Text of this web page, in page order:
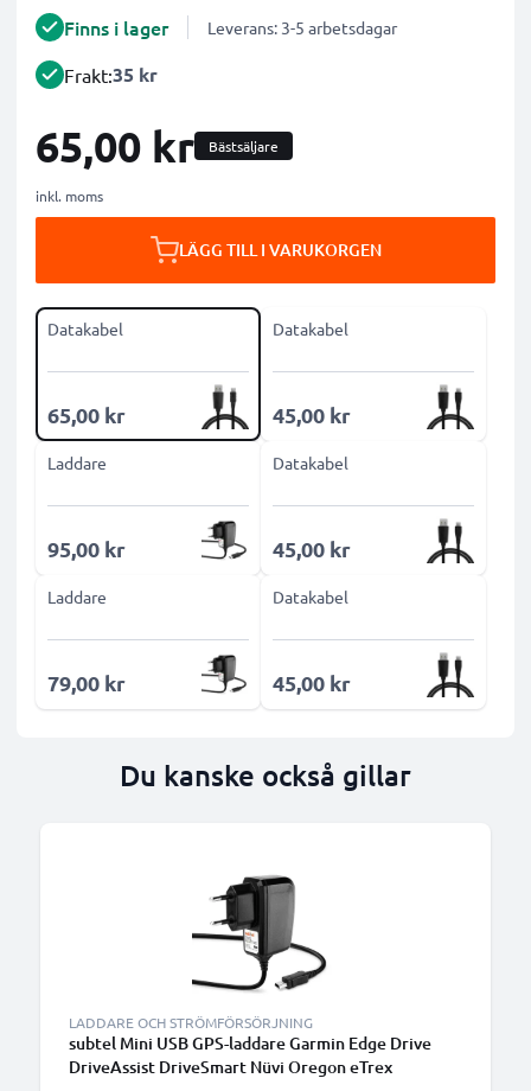
Finns i lager Leverans: 3-5 arbetsdagar
Frakt:35 kr
65,00 kr Bästsäljare
inkl. moms
LÄGG TILL I VARUKORGEN
Datakabel
65,00 kr
Datakabel
45,00 kr
Laddare
95,00 kr
Datakabel
45,00 kr
Laddare
79,00 kr
Datakabel
45,00 kr
Du kanske också gillar
LADDARE OCH STRÖMFÖRSÖRJNING
subtel Mini USB GPS-laddare Garmin Edge Drive
DriveAssist DriveSmart Nüvi Oregon eTrex